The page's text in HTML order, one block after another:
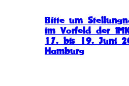
Bitte um
im Vorfeld der
17. bis 19. Juni
Hamburg